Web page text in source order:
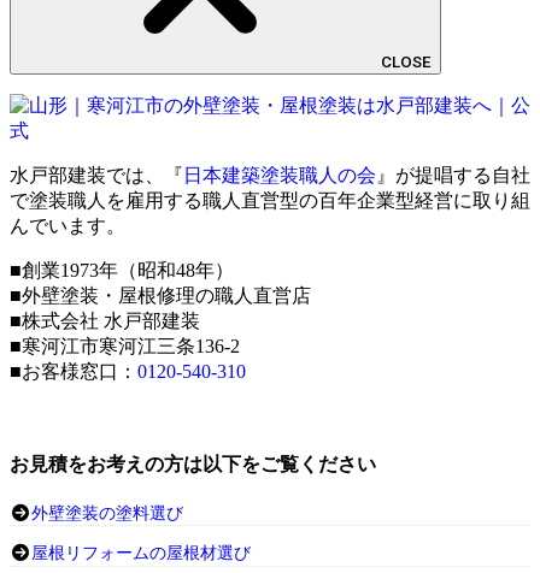
CLOSE
水戸部建装では、『 日本建築塗装職人の会 』が提唱する自社
で塗装職人を雇用する職人直営型の百年企業型経営に取り組
んでいます。
■創業1973年（昭和48年）
■外壁塗装・屋根修理の職人直営店
■株式会社 水戸部建装
■寒河江市寒河江三条136-2
■お客様窓口： 0120-540-310
お見積をお考えの方は以下をご覧ください
外壁塗装の塗料選び
屋根リフォームの屋根材選び